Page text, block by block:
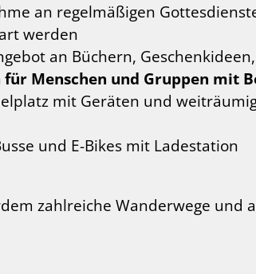
an regelmäßigen
werden
an Büchern,
Menschen und Gruppen mit
mit Geräten und
und E-Bikes mit Ladestation
zahlreiche Wanderwege und